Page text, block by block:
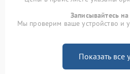
Записывайтесь
Мы проверим ваше устройство и
Показать все